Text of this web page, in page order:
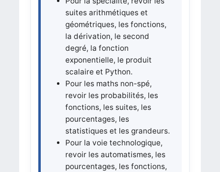
suites arithmétiques et
géométriques, les fonctions,
la dérivation, le second
degré, la fonction
exponentielle, le produit
scalaire et Python.
Pour les maths non-spé,
revoir les probabilités, les
fonctions, les suites, les
pourcentages, les
statistiques et les grandeurs.
Pour la voie technologique,
revoir les automatismes, les
pourcentages, les fonctions,